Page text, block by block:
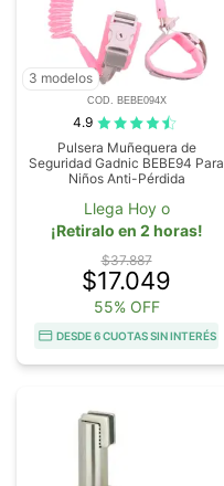
3 modelos
COD. BEBE094X
4.9
Pulsera Muñequera de
Seguridad Gadnic BEBE94 Para
Niños Anti-Pérdida
Llega Hoy o
¡Retiralo en 2 horas!
$37.887
$17.049
55% OFF
DESDE 6 CUOTAS SIN INTERÉS